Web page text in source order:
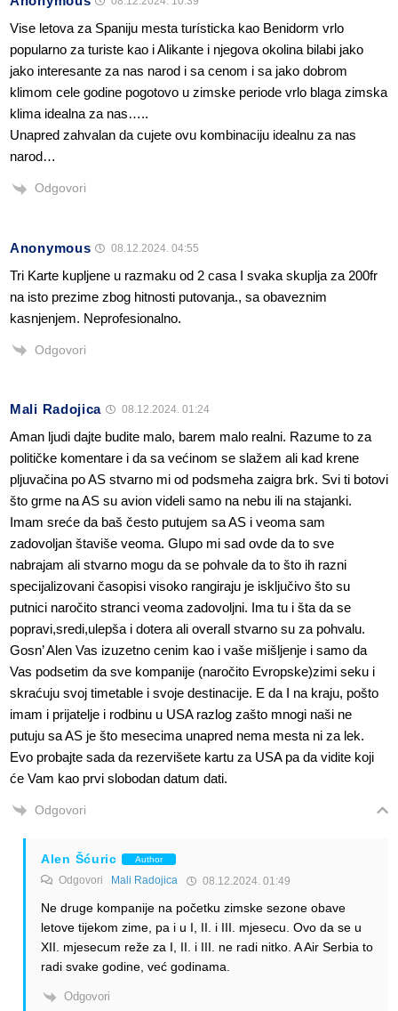
Vise letova za Spaniju mesta turísticka kao Benidorm vrlo
popularno za turiste kao i Alikante i njegova okolina bilabi jako
jako interesante za nas narod i sa cenom i sa jako dobrom
klimom cele godine pogotovo u zimske periode vrlo blaga zimska
klima idealna za nas…..
Unapred zahvalan da cujete ovu kombinaciju idealnu za nas
narod…
Odgovori
Anonymous 08.12.2024. 04:55
Tri Karte kupljene u razmaku od 2 casa I svaka skuplja za 200fr
na isto prezime zbog hitnosti putovanja., sa obaveznim
kasnjenjem. Neprofesionalno.
Odgovori
Mali Radojica 08.12.2024. 01:24
Aman ljudi dajte budite malo, barem malo realni. Razume to za
političke komentare i da sa većinom se slažem ali kad krene
pljuvačina po AS stvarno mi od podsmeha zaigra brk. Svi ti botovi
što grme na AS su avion videli samo na nebu ili na stajanki.
Imam sreće da baš često putujem sa AS i veoma sam
zadovoljan štaviše veoma. Glupo mi sad ovde da to sve
nabrajam ali stvarno mogu da se pohvale da to što ih razni
specijalizovani časopisi visoko rangiraju je isključivo što su
putnici naročito stranci veoma zadovoljni. Ima tu i šta da se
popravi,sredi,ulepša i dotera ali overall stvarno su za pohvalu.
Gosn’ Alen Vas izuzetno cenim kao i vaše mišljenje i samo da
Vas podsetim da sve kompanije (naročito Evropske)zimi seku i
skraćuju svoj timetable i svoje destinacije. E da I na kraju, pošto
imam i prijatelje i rodbinu u USA razlog zašto mnogi naši ne
putuju sa AS je što mesecima unapred nema mesta ni za lek.
Evo probajte sada da rezervišete kartu za USA pa da vidite koji
će Vam kao prvi slobodan datum dati.
Odgovori
Alen Šćuric Author
Odgovori Mali Radojica 08.12.2024. 01:49
Ne druge kompanije na početku zimske sezone obave
letove tijekom zime, pa i u I, II. i III. mjesecu. Ovo da se u
XII. mjesecum reže za I, II. i III. ne radi nitko. A Air Serbia to
radi svake godine, već godinama.
Odgovori